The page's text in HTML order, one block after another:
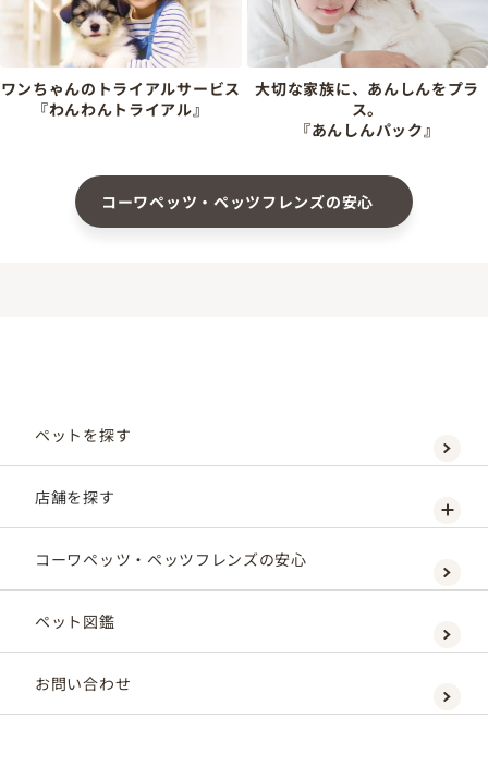
ワンちゃんのトライアルサービス
『わんわんトライアル』
大切な家族に、あんしんをプラ
ス。
『あんしんパック』
コーワペッツ・ペッツフレンズの安心
ペットを探す
店舗を探す
コーワペッツ・ペッツフレンズの安心
ペット図鑑
お問い合わせ